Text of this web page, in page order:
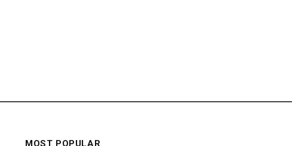
MOST POPULAR